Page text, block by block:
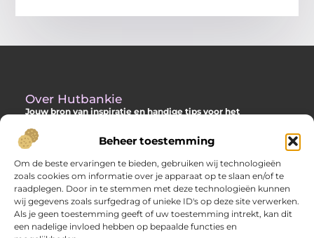
Beheer toestemming
Om de beste ervaringen te bieden, gebruiken wij technologieën
zoals cookies om informatie over je apparaat op te slaan en/of te
raadplegen. Door in te stemmen met deze technologieën kunnen
wij gegevens zoals surfgedrag of unieke ID's op deze site verwerken.
Als je geen toestemming geeft of uw toestemming intrekt, kan dit
een nadelige invloed hebben op bepaalde functies en
Over Hutbankie
Jouw bron van inspiratie en handige tips voor het
Ontdek een ruime collectie blogs en artikelen die je helpen om
het meeste uit je buitenruimte te halen, met praktische
adviezen en verrassende ideeën voor je tuin, veranda of andere
buitenplekken.
Bericht categorie